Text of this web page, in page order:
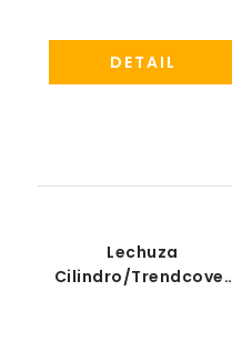
DETAIL
Lechuza
Cilindro/Trendcover